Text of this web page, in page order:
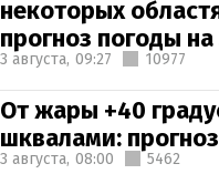
некоторых
прогноз погоды на
3 августа, 09:27 10977
От жары +40
шквалами:
3 августа, 08:00 5462